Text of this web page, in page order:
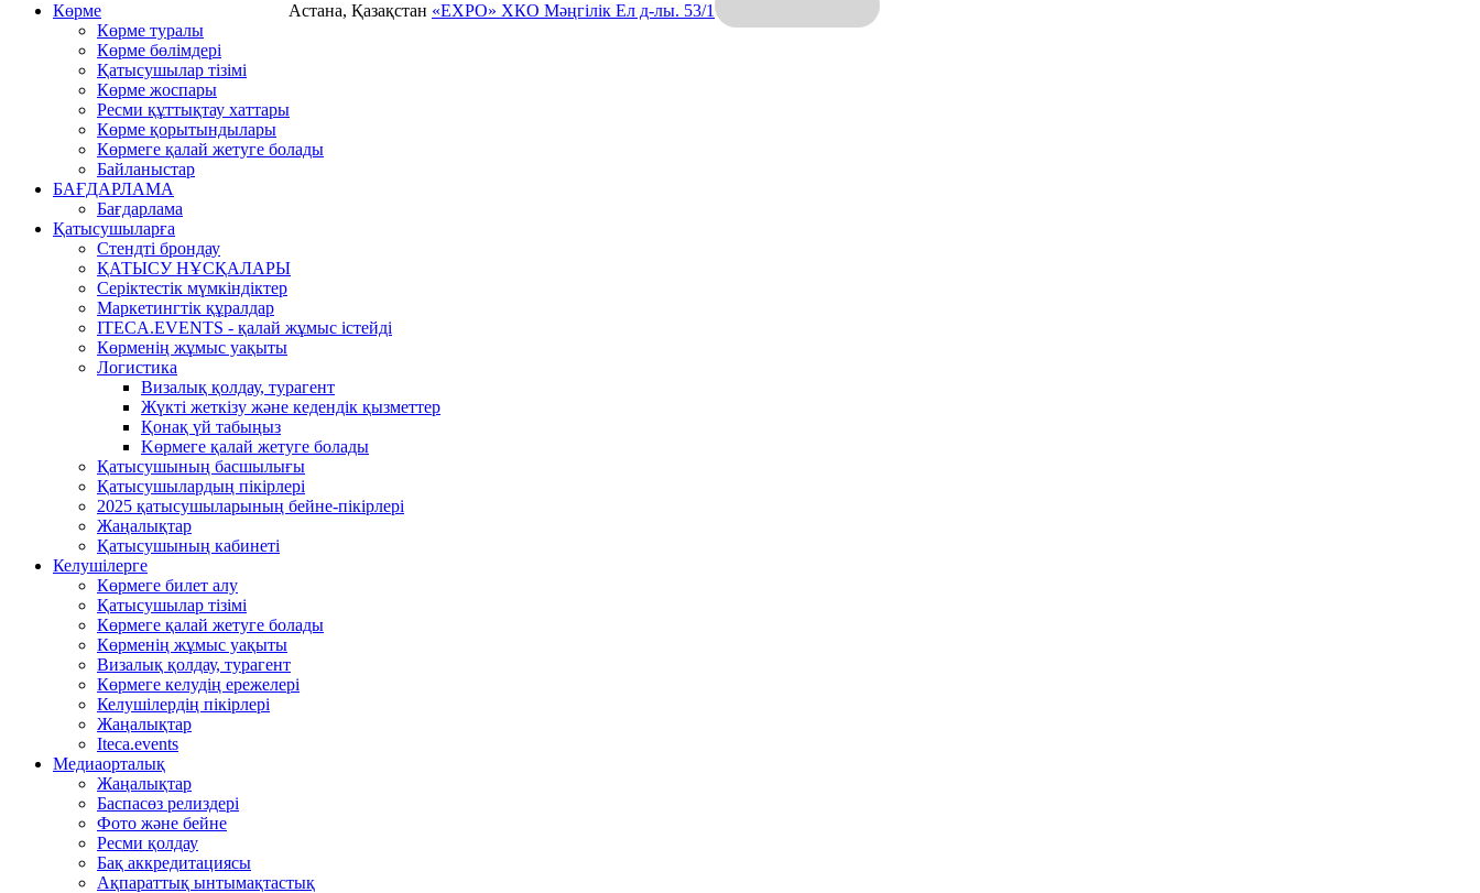
Астана, Қазақстан «EXPO» ХКО Мәңгілік Ел д-лы. 53/1
Көрме
Көрме туралы
Көрме бөлімдері
Қатысушылар тізімі
Көрме жоспары
Ресми құттықтау хаттары
Көрме қорытындылары
Көрмеге қалай жетуге болады
Байланыстар
БАҒДАРЛАМА
Бағдарлама
Қатысушыларға
Стендті брондау
ҚАТЫСУ НҰСҚАЛАРЫ
Серіктестік мүмкіндіктер
Маркетингтік құралдар
ITECA.EVENTS - қалай жұмыс істейді
Көрменің жұмыс уақыты
Логистика
Визалық қолдау, турагент
Жүкті жеткізу және кедендік қызметтер
Қонақ үй табыңыз
Kөрмеге қалай жетуге болады
Қатысушының басшылығы
Қатысушылардың пікірлері
2025 қатысушыларының бейне-пікірлері
Жаңалықтар
Қатысушының кабинеті
Келушілерге
Көрмеге билет алу
Қатысушылар тізімі
Көрмеге қалай жетуге болады
Көрменің жұмыс уақыты
Визалық қолдау, турагент
Көрмеге келудің ережелері
Келушілердің пікірлері
Жаңалықтар
Iteca.events
Медиаорталық
Жаңалықтар
Баспасөз релиздері
Фото және бейне
Ресми қолдау
Бақ аккредитациясы
Ақпараттық ынтымақтастық